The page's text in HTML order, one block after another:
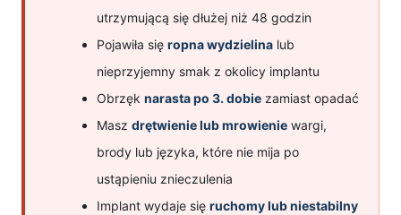
utrzymującą się dłużej niż 48 godzin
Pojawiła się ropna wydzielina lub
nieprzyjemny smak z okolicy implantu
Obrzęk narasta po 3. dobie zamiast opadać
Masz drętwienie lub mrowienie wargi,
brody lub języka, które nie mija po
ustąpieniu znieczulenia
Implant wydaje się ruchomy lub niestabilny